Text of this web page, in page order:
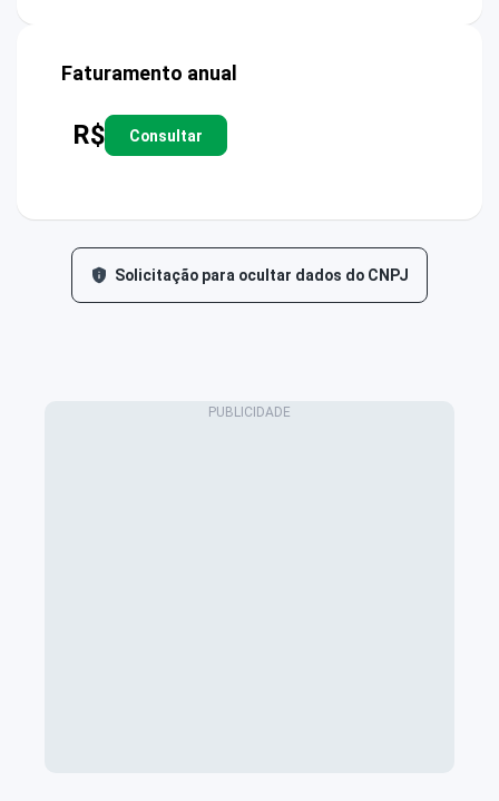
Faturamento anual
R$ Consultar
Solicitação para ocultar dados do CNPJ